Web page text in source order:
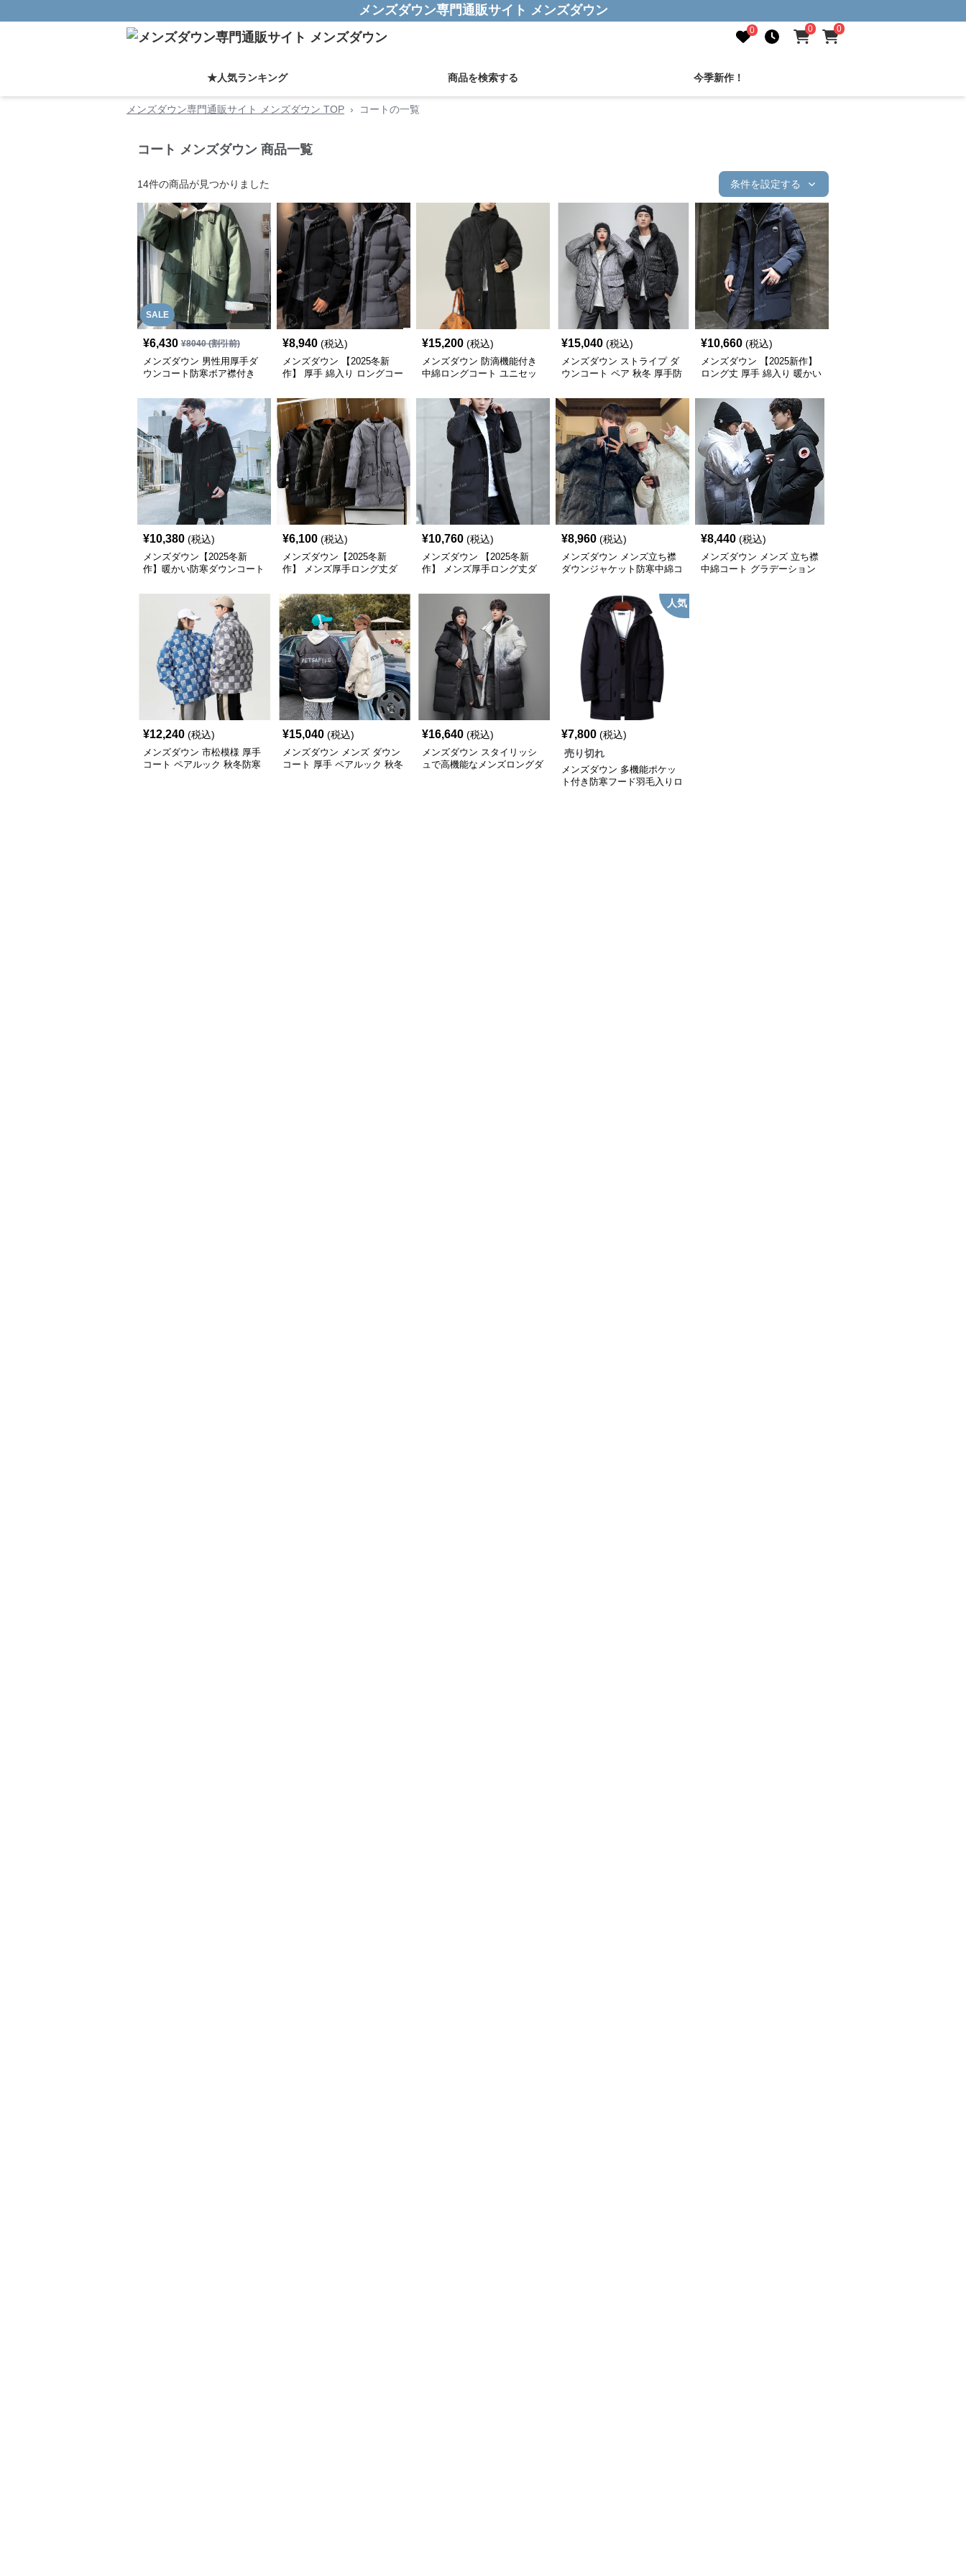
メンズダウン専門通販サイト メンズダウン
0 0 0
★人気ランキング 商品を検索する 今季新作！
メンズダウン専門通販サイト メンズダウン TOP › コートの一覧
コート メンズダウン 商品一覧
14件の商品が見つかりました 条件を設定する
SALE
¥6,430 ¥8040(割引前)
メンズダウン 男性用厚手ダ
ウンコート防寒ボア襟付き
¥8,940 (税込)
メンズダウン 【2025冬新
作】 厚手 綿入り ロングコー
¥15,200 (税込)
メンズダウン 防滴機能付き
中綿ロングコート ユニセッ
¥15,040 (税込)
メンズダウン ストライプ ダ
ウンコート ペア 秋冬 厚手防
¥10,660 (税込)
メンズダウン 【2025新作】
ロング丈 厚手 綿入り 暖かい
¥10,380 (税込)
メンズダウン【2025冬新
作】暖かい防寒ダウンコート
¥6,100 (税込)
メンズダウン【2025冬新
作】 メンズ厚手ロング丈ダ
入り
¥10,760 (税込)
メンズダウン 【2025冬新
作】 メンズ厚手ロング丈ダ
¥8,960 (税込)
メンズダウン メンズ立ち襟
ダウンジャケット防寒中綿コ
¥8,440 (税込)
メンズダウン メンズ 立ち襟
中綿コート グラデーション
¥12,240 (税込)
メンズダウン 市松模様 厚手
コート ペアルック 秋冬防寒
¥15,040 (税込)
メンズダウン メンズ ダウン
コート 厚手 ペアルック 秋冬
¥16,640 (税込)
メンズダウン スタイリッシ
ュで高機能なメンズロングダ
人気
¥7,800 (税込)
売り切れ
メンズダウン 多機能ポケッ
ト付き防寒フード羽毛入りロ